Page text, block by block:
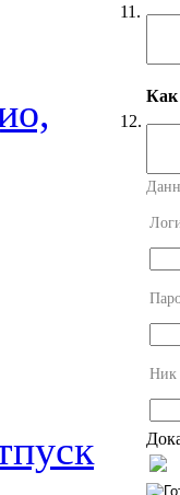
11.
12.
Как
Ник